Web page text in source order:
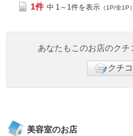
1件 中 1～1件を表示 （1P/全1P）
あなたもこのお店のク
クチ
美容室のお店